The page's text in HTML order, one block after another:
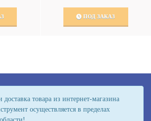
ПОД ЗАКАЗ
доставка товара из интернет-магазина
осуществляется в пределах